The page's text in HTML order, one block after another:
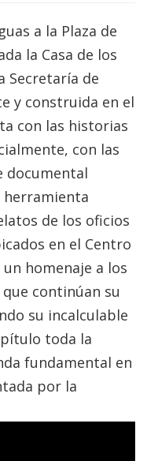
a la Plaza de
la Casa de los
Secretaría de
y construida en el
con las historias
con las
documental
herramienta
de los oficios
en el Centro
homenaje a los
continúan su
su incalculable
toda la
fundamental en
por la